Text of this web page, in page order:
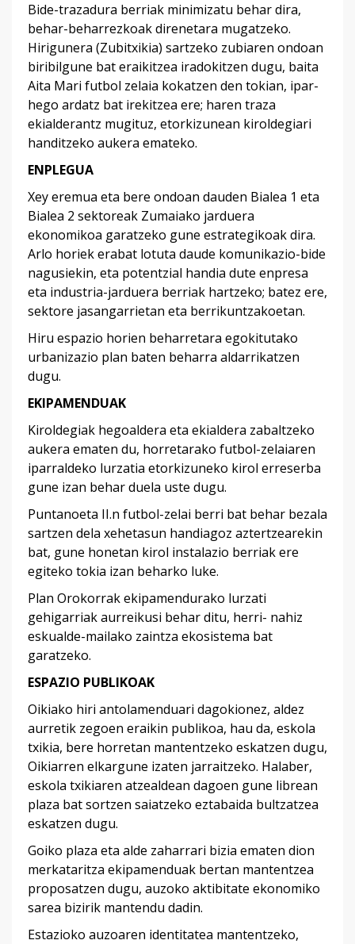
Bide-trazadura berriak minimizatu behar dira,
behar-beharrezkoak direnetara mugatzeko.
Hirigunera (Zubitxikia) sartzeko zubiaren ondoan
biribilgune bat eraikitzea iradokitzen dugu, baita
Aita Mari futbol zelaia kokatzen den tokian, ipar-
hego ardatz bat irekitzea ere; haren traza
ekialderantz mugituz, etorkizunean kiroldegiari
handitzeko aukera emateko.
ENPLEGUA
Xey eremua eta bere ondoan dauden Bialea 1 eta
Bialea 2 sektoreak Zumaiako jarduera
ekonomikoa garatzeko gune estrategikoak dira.
Arlo horiek erabat lotuta daude komunikazio-bide
nagusiekin, eta potentzial handia dute enpresa
eta industria-jarduera berriak hartzeko; batez ere,
sektore jasangarrietan eta berrikuntzakoetan.
Hiru espazio horien beharretara egokitutako
urbanizazio plan baten beharra aldarrikatzen
dugu.
EKIPAMENDUAK
Kiroldegiak hegoaldera eta ekialdera zabaltzeko
aukera ematen du, horretarako futbol-zelaiaren
iparraldeko lurzatia etorkizuneko kirol erreserba
gune izan behar duela uste dugu.
Puntanoeta II.n futbol-zelai berri bat behar bezala
sartzen dela xehetasun handiagoz aztertzearekin
bat, gune honetan kirol instalazio berriak ere
egiteko tokia izan beharko luke.
Plan Orokorrak ekipamendurako lurzati
gehigarriak aurreikusi behar ditu, herri- nahiz
eskualde-mailako zaintza ekosistema bat
garatzeko.
ESPAZIO PUBLIKOAK
Oikiako hiri antolamenduari dagokionez, aldez
aurretik zegoen eraikin publikoa, hau da, eskola
txikia, bere horretan mantentzeko eskatzen dugu,
Oikiarren elkargune izaten jarraitzeko. Halaber,
eskola txikiaren atzealdean dagoen gune librean
plaza bat sortzen saiatzeko eztabaida bultzatzea
eskatzen dugu.
Goiko plaza eta alde zaharrari bizia ematen dion
merkataritza ekipamenduak bertan mantentzea
proposatzen dugu, auzoko aktibitate ekonomiko
sarea bizirik mantendu dadin.
Estazioko auzoaren identitatea mantentzeko,